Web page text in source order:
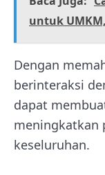
untuk
Dengan
berinteraksi
dapat
meningkatkan
keseluruhan.